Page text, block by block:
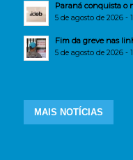
Paraná conquista o
5 de agosto de 2026 -
Fim da greve nas
5 de agosto de 2026 -
MAIS NOTÍCIAS